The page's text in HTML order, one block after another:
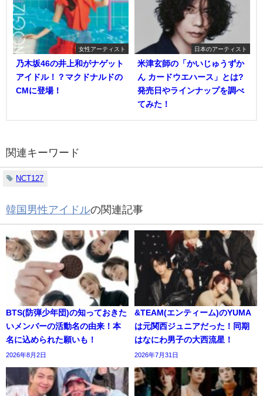
女性アーティスト
乃木坂46の井上和がナゲット
アイドル！？マクドナルドの
CMに登場！
日本のアーティスト
米津玄師の「かいじゅうずか
ん カードウエハース」とは?
発売日やラインナップを調べ
てみた！
関連キーワード
NCT127
韓国男性アイドルの関連記事
BTS(防弾少年団)の知っておきた
いメンバーの活動名の由来！本
名に込められた願いも！
2026年8月2日
&TEAM(エンティーム)のYUMA
は元関西ジュニアだった！同期
はなにわ男子の大西流星！
2026年7月31日